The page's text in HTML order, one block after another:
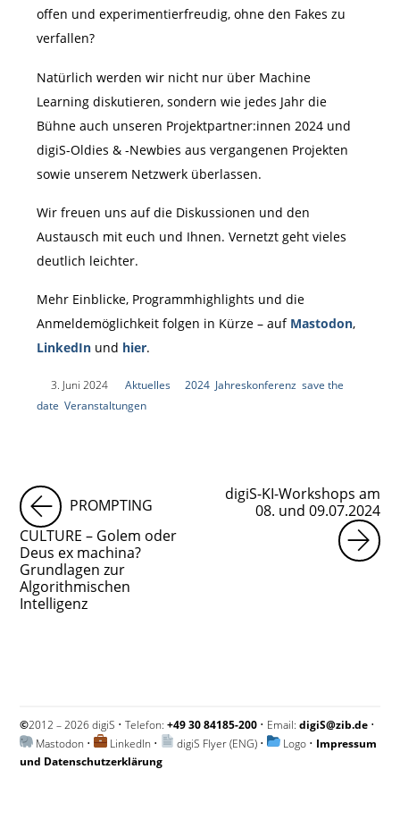
offen und experimentierfreudig, ohne den Fakes zu
verfallen?
Natürlich werden wir nicht nur über Machine
Learning diskutieren, sondern wie jedes Jahr die
Bühne auch unseren Projektpartner:innen 2024 und
digiS-Oldies & -Newbies aus vergangenen Projekten
sowie unserem Netzwerk überlassen.
Wir freuen uns auf die Diskussionen und den
Austausch mit euch und Ihnen. Vernetzt geht vieles
deutlich leichter.
Mehr Einblicke, Programmhighlights und die
Anmeldemöglichkeit folgen in Kürze – auf Mastodon,
LinkedInund hier.
3. Juni 2024 Aktuelles 2024, Jahreskonferenz save the
date Veranstaltungen
PROMPTING
CULTURE – Golem oder
Deus ex machina?
Grundlagen zur
Algorithmischen
Intelligenz
digiS-KI-Workshops am
08. und 09.07.2024
©2012 – 2026 digiS • Telefon:+49 30 84185-200 • Email:digiS@zib.de •
Mastodon • LinkedIn • digiS Flyer (ENG) • Logo • Impressum
und Datenschutzerklärung